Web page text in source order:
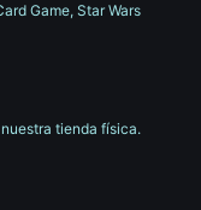
Game, Star Wars
tienda física.